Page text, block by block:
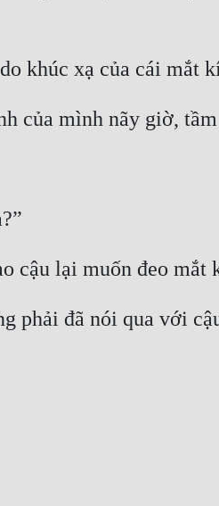
khúc xạ của cái mắt
của mình nãy giờ,
lại muốn đeo mắt
phải đã nói qua với